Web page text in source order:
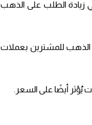
زيادة الطلب على الذهب
الذهب للمشترين بعملات
يُؤثر أيضًا على السعر.